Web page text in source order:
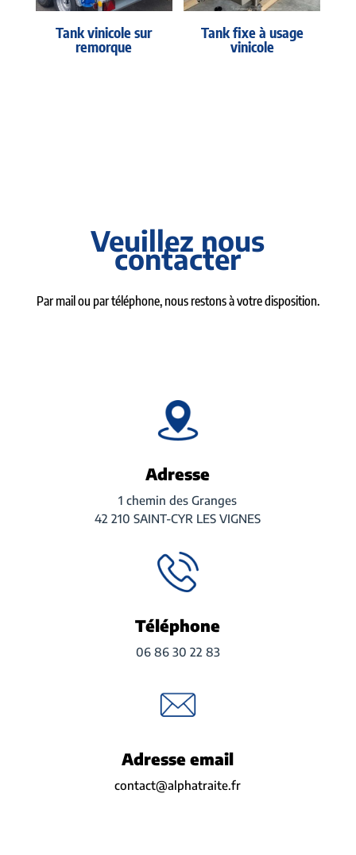
Tank vinicole sur
remorque
Tank fixe à usage
vinicole
Veuillez nous
contacter
Par mail ou par téléphone, nous restons à votre disposition.
Adresse
1 chemin des Granges
42 210 SAINT-CYR LES VIGNES
Téléphone
06 86 30 22 83
Adresse email
contact@alphatraite.fr